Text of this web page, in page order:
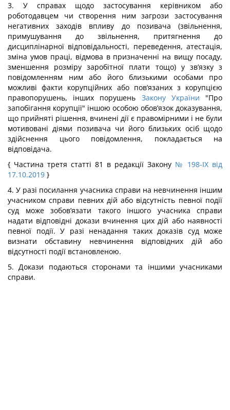
3. У справах щодо застосування керівником або
роботодавцем чи створення ним загрози застосування
негативних заходів впливу до позивача (звільнення,
примушування до звільнення, притягнення до
дисциплінарної відповідальності, переведення, атестація,
зміна умов праці, відмова в призначенні на вищу посаду,
зменшення розміру заробітної плати тощо) у зв’язку з
повідомленням ним або його близькими особами про
можливі факти корупційних або пов’язаних з корупцією
правопорушень, інших порушень Закону України "Про
запобігання корупції" іншою особою обов’язок доказування,
що прийняті рішення, вчинені дії є правомірними і не були
мотивовані діями позивача чи його близьких осіб щодо
здійснення цього повідомлення, покладається на
відповідача.
{ Частина третя статті 81 в редакції Закону № 198-IX від
17.10.2019 }
4. У разі посилання учасника справи на невчинення іншим
учасником справи певних дій або відсутність певної події
суд може зобов’язати такого іншого учасника справи
надати відповідні докази вчинення цих дій або наявності
певної події. У разі ненадання таких доказів суд може
визнати обставину невчинення відповідних дій або
відсутності події встановленою.
5. Докази подаються сторонами та іншими учасниками
справи.